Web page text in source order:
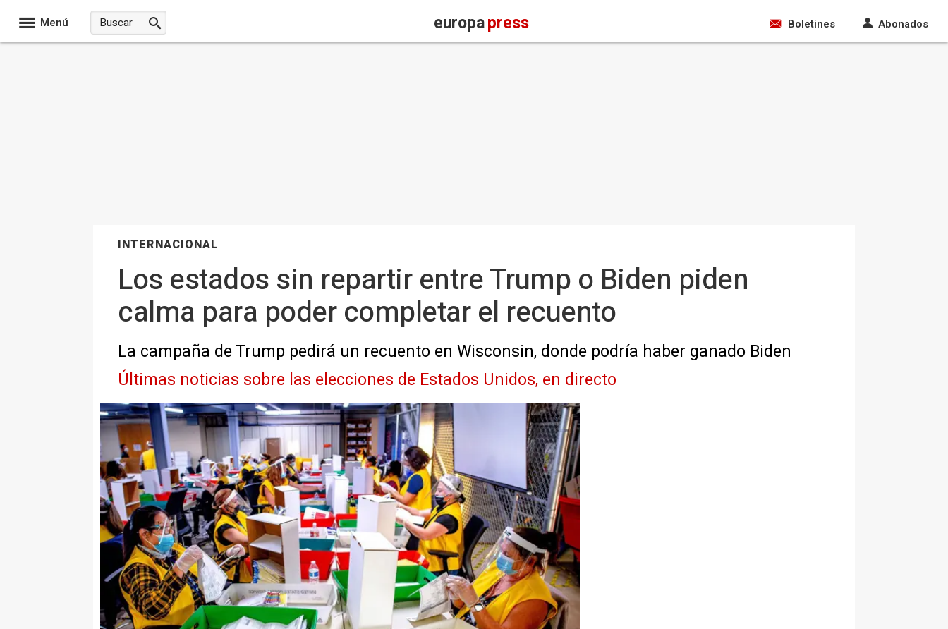
Menú europapress Boletines Abonados
INTERNACIONAL
Los estados sin repartir entre Trump o Biden piden
calma para poder completar el recuento
La campaña de Trump pedirá un recuento en Wisconsin, donde podría haber ganado Biden
Últimas noticias sobre las elecciones de Estados Unidos, en directo